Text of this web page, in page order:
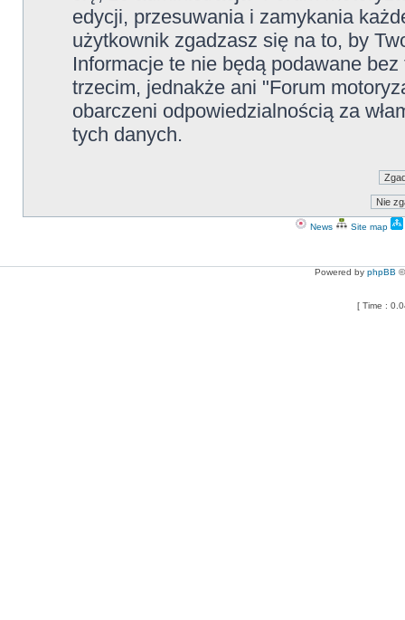
edycji, przesuwania i zamykania
użytkownik zgadzasz się na to, by
Informacje te nie będą podawane
trzecim, jednakże ani "Forum
obarczeni odpowiedzialnością za
tych danych.
News Site map
Powered by phpBB
[ Time :